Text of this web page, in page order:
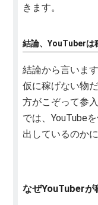
きます。
結論、YouTuberは
結論から言いま
仮に稼げない物
方がこぞって参
では、YouTube
出しているのか
なぜYouTuberが